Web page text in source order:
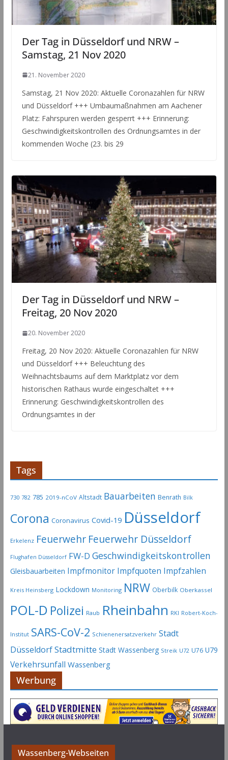
Der Tag in Düsseldorf und NRW –
Samstag, 21 Nov 2020
21. November 2020
Samstag, 21 Nov 2020: Aktuelle Coronazahlen für NRW
und Düsseldorf +++ Umbaumaßnahmen am Aachener
Platz: Fahrspuren werden gesperrt +++ Erinnerung:
Geschwindigkeitskontrollen des Ordnungsamtes in der
kommenden Woche (23. bis 29
Der Tag in Düsseldorf und NRW –
Freitag, 20 Nov 2020
20. November 2020
Freitag, 20 Nov 2020: Aktuelle Coronazahlen für NRW
und Düsseldorf +++ Beleuchtung des
Weihnachtsbaums auf dem Marktplatz vor dem
historischen Rathaus wurde eingeschaltet +++
Erinnerung: Geschwindigkeitskontrollen des
Ordnungsamtes in der
Tags
730 782 785 2019-nCoV Altstadt Bauarbeiten Benrath Bilk
Corona Coronavirus Covid-19 Düsseldorf
Erkelenz Feuerwehr Feuerwehr Düsseldorf
Flughafen Düsseldorf FW-D Geschwindigkeitskontrollen
Gleisbauarbeiten Impfmonitor Impfquoten Impfzahlen
Kreis Heinsberg Lockdown Monitoring NRW Oberbilk Oberkassel
POL-D Polizei Raub Rheinbahn RKI Robert-Koch-
Institut SARS-CoV-2 Schienenersatzverkehr Stadt
DüsseldorfStadtmitte Stadt Wassenberg Streik U72 U76 U79
Verkehrsunfall Wassenberg
Werbung
Wassenberg-Webseiten